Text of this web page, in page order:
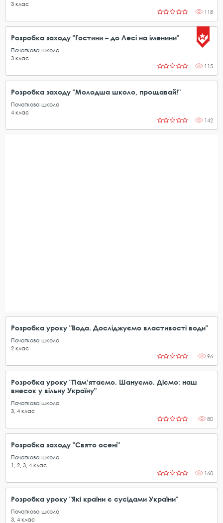
3 клас
118
Розробка заходу "Гостини – до Лесі на іменини"
Початкова школа
3 клас
115
Розробка заходу "Молодша школо, прощавай!"
Початкова школа
4 клас
142
Розробка уроку "Вода. Досліджуємо властивості води"
Початкова школа
2 клас
96
Розробка уроку "Пам’ятаємо. Шануємо. Діємо: наш
внесок у вільну Україну"
Початкова школа
3 4 клас
80
Розробка заходу "Свято осені"
Початкова школа
1
2 3 4 клас
160
Розробка уроку "Які країни є сусідами України"
Початкова школа
3 4 клас